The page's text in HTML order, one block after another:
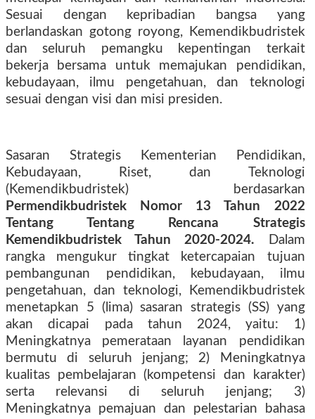
Sesuai dengan kepribadian bangsa yang
berlandaskan gotong royong, Kemendikbudristek
dan seluruh pemangku kepentingan terkait
bekerja bersama untuk memajukan pendidikan,
kebudayaan, ilmu pengetahuan, dan teknologi
sesuai dengan visi dan misi presiden.
Sasaran Strategis Kementerian Pendidikan,
Kebudayaan, Riset, dan Teknologi
(Kemendikbudristek) berdasarkan
Permendikbudristek Nomor 13 Tahun 2022
Tentang Tentang Rencana Strategis
Kemendikbudristek Tahun 2020-2024.
Dalam
rangka mengukur tingkat ketercapaian tujuan
pembangunan pendidikan, kebudayaan, ilmu
pengetahuan, dan teknologi, Kemendikbudristek
menetapkan 5 (lima) sasaran strategis (SS) yang
akan dicapai pada tahun 2024, yaitu: 1)
Meningkatnya pemerataan layanan pendidikan
bermutu di seluruh jenjang; 2) Meningkatnya
kualitas pembelajaran (kompetensi dan karakter)
serta relevansi di seluruh jenjang; 3)
Meningkatnya pemajuan dan pelestarian bahasa